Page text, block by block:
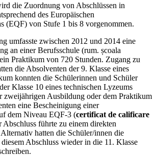
die Zuordnung von Abschlüssen in
des Europäischen
(EQF) von Stufe 1 bis 8 vorgenommen.
umfasste zwischen 2012 und 2014 eine
an einer Berufsschule (rum. școala
Praktikum von 720 Stunden. Zugang zu
die Absolventen der 9. Klasse eines
konnten die Schülerinnen und Schüler
Klasse 10 eines technischen Lyzeums
zweijährigen Ausbildung oder dem Praktikum
eine Bescheinigung einer
dem Niveau EQF-3 (certificat de calificare
Abschluss führte zu einem direkten
hatten die Schüler/innen die
Abschluss wieder in die 11. Klasse